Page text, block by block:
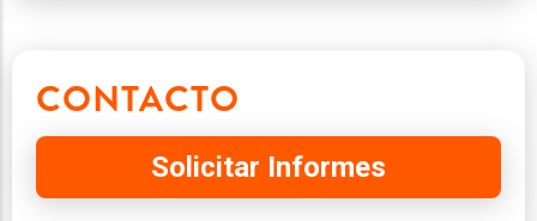
CONTACTO
Solicitar Informes